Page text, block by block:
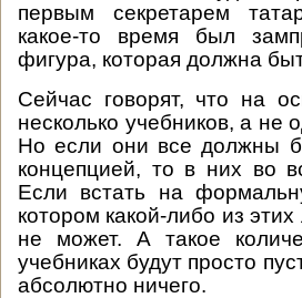
первым секретарем
какое-то время был
фигура, которая должна
Сейчас говорят, что на
несколько учебников, а не
Но если они все должны
концепцией, то в них во
Если встать на
котором какой-либо из
не может. А такое
учебниках будут просто
абсолютно ничего.